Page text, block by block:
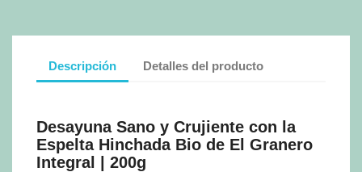
Descripción Detalles del producto
Desayuna Sano y Crujiente con la
Espelta Hinchada Bio de El Granero
Integral | 200g